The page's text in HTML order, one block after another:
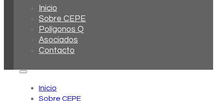
Inicio
Sobre CEPE
Polígonos Q
Asociados
Contacto
Inicio
Sobre CEPE